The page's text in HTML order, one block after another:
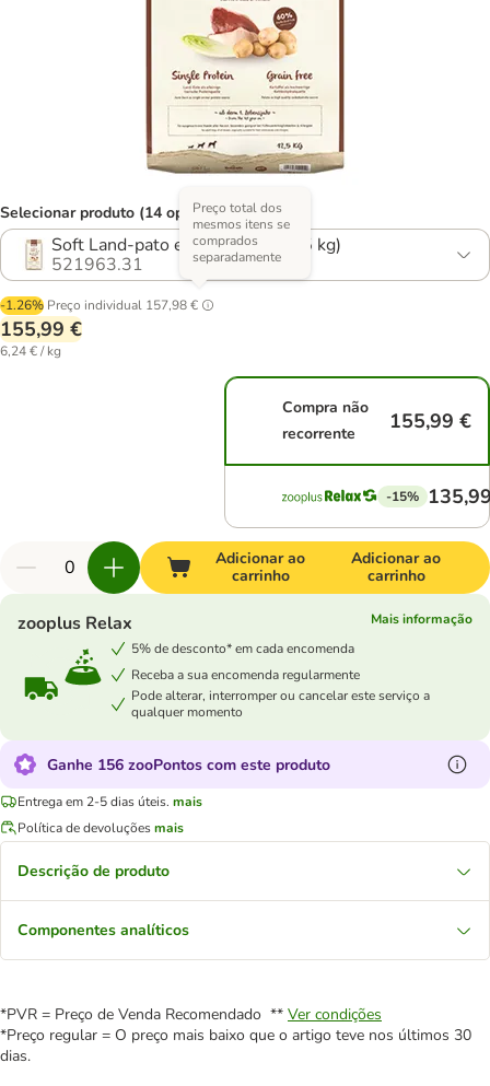
Selecionar produto (14 opções)
Soft Land-pato e batata (2 x 12,5 kg)
521963.31
-1.26% Preço individual 157,98 €
Preço total dos
mesmos itens se
comprados
separadamente
155,99 €
6,24 € / kg
Compra não
recorrente
155,99 €
-15%
Adicionar ao
carrinho
Adicionar ao
carrinho
zooplus Relax
Mais informação
5% de desconto* em cada encomenda
Receba a sua encomenda regularmente
Pode alterar, interromper ou cancelar este serviço a
qualquer momento
Ganhe 156 zooPontos com este produto
Entrega em 2-5 dias úteis. mais
Política de devoluçõesmais
Descrição de produto
Componentes analíticos
*PVR = Preço de Venda Recomendado ** Ver condições
*Preço regular = O preço mais baixo que o artigo teve nos últimos 30
dias.